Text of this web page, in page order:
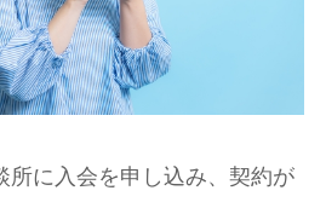
所に入会を申し込み、契約が